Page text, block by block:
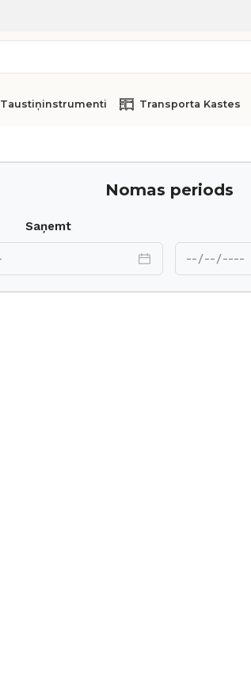
Taustiņinstrumenti Transporta Kastes
Nomas periods
Saņemt